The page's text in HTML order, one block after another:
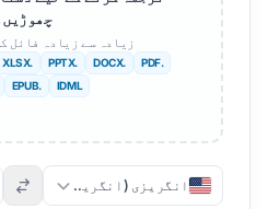
زیادہ سے زیادہ فائل
.PDF
.DOCX
.PPTX
.XLSX
IDML
.EPUB
انگریزی (انگریزی)